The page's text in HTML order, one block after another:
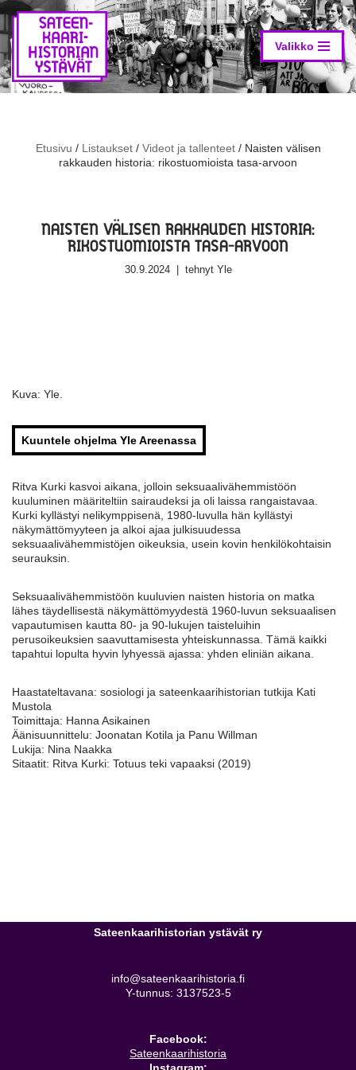
Siirry
suoraan
sisältöön
Valikko
Etusivu / Listaukset/ Videot ja tallenteet/ Naisten välisen
rakkauden historia: rikostuomioista tasa-arvoon
NAISTEN VÄLISEN RAKKAUDEN HISTORIA:
RIKOSTUOMIOISTA TASA-ARVOON
30.9.2024 tehnyt Yle
Kuva: Yle.
Kuuntele ohjelma Yle Areenassa
Ritva Kurki kasvoi aikana, jolloin seksuaalivähemmistöön
kuuluminen määriteltiin sairaudeksi ja oli laissa rangaistavaa.
Kurki kyllästyi nelikymppisenä, 1980-luvulla hän kyllästyi
näkymättömyyteen ja alkoi ajaa julkisuudessa
seksuaalivähemmistöjen oikeuksia, usein kovin henkilökohtaisin
seurauksin.
Seksuaalivähemmistöön kuuluvien naisten historia on matka
lähes täydellisestä näkymättömyydestä 1960-luvun seksuaalisen
vapautumisen kautta 80- ja 90-lukujen taisteluihin
perusoikeuksien saavuttamisesta yhteiskunnassa. Tämä kaikki
tapahtui lopulta hyvin lyhyessä ajassa: yhden eliniän aikana.
Haastateltavana: sosiologi ja sateenkaarihistorian tutkija Kati
Mustola
Toimittaja: Hanna Asikainen
Äänisuunnittelu: Joonatan Kotila ja Panu Willman
Lukija: Nina Naakka
Sitaatit: Ritva Kurki: Totuus teki vapaaksi (2019)
Sateenkaarihistorian ystävät ry
info@sateenkaarihistoria.fi
Y-tunnus: 3137523-5
Facebook:
Sateenkaarihistoria